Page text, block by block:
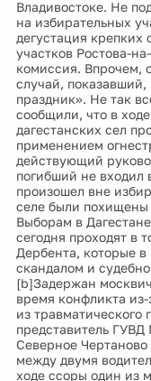
Владивостоке. Не
на избирательных
дегустация крепких
участков Ростова-
комиссия. Впрочем,
случай, показавший,
праздник». Не так
сообщили, что в
дагестанских сел
применением
действующий
погибший не входил
произошел вне
селе были похищены
Выборам в
сегодня проходят в
Дербента, которые
скандалом и
[b]Задержан
время конфликта из-
из
представитель
Северное
между двумя
ходе ссоры один из